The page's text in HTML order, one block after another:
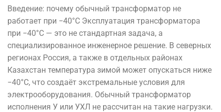
Введение: почему обычный трансформатор не
работает при −40°C Эксплуатация трансформатора
при −40°C — это не стандартная задача, а
специализированное инженерное решение. В северных
регионах Россия, а также в отдельных районах
Казахстан температура зимой может опускаться ниже
−40°C, что создаёт экстремальные условия для
электрооборудования. Обычный трансформатор
исполнения У или УХЛ не рассчитан на такие нагрузки.